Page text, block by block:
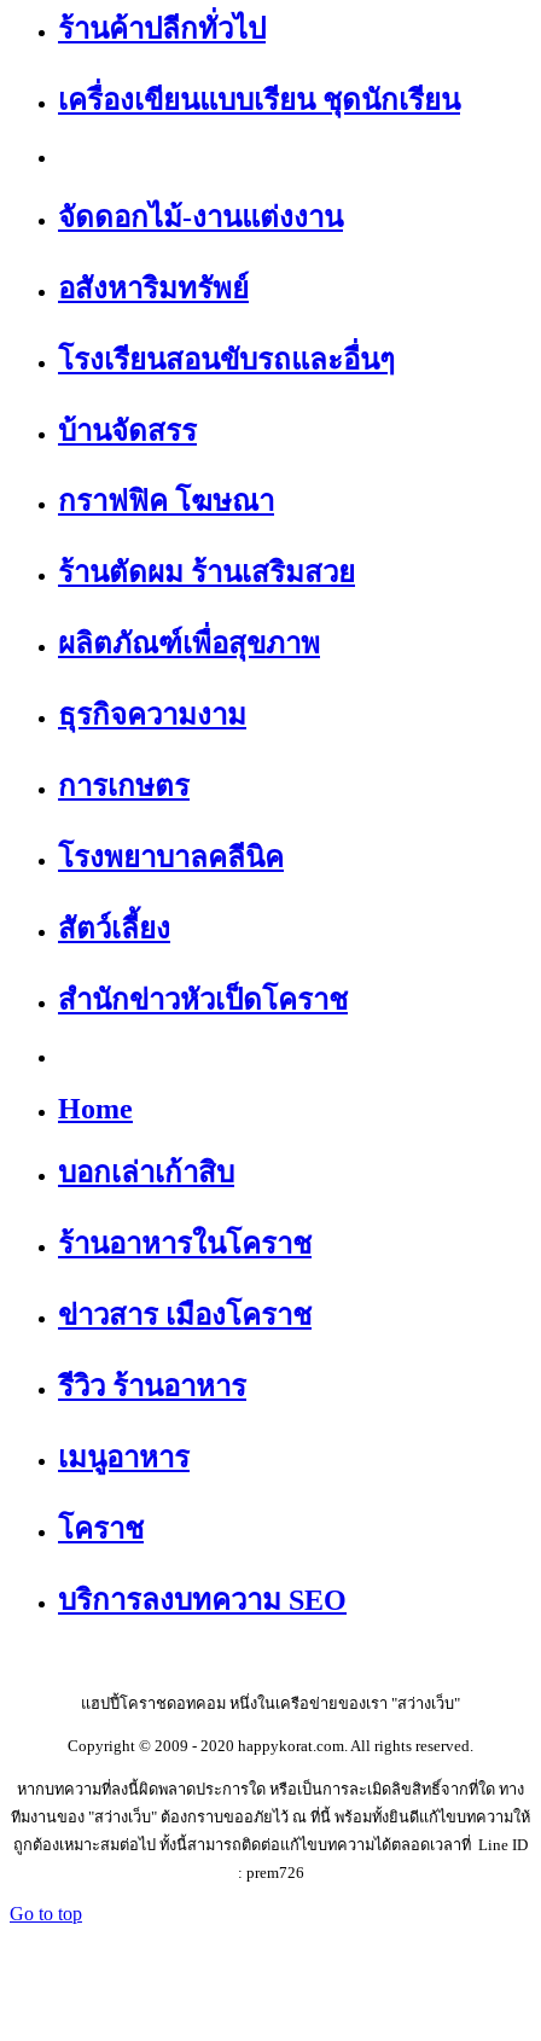
ร้านค้าปลีกทั่วไป
เครื่องเขียนแบบเรียน ชุดนักเรียน
จัดดอกไม้-งานแต่งงาน
อสังหาริมทรัพย์
โรงเรียนสอนขับรถและอื่นๆ
บ้านจัดสรร
กราฟฟิค โฆษณา
ร้านตัดผม ร้านเสริมสวย
ผลิตภัณฑ์เพื่อสุขภาพ
ธุรกิจความงาม
การเกษตร
โรงพยาบาลคลีนิค
สัตว์เลี้ยง
สำนักข่าวหัวเป็ดโคราช
Home
บอกเล่าเก้าสิบ
ร้านอาหารในโคราช
ข่าวสาร เมืองโคราช
รีวิว ร้านอาหาร
เมนูอาหาร
โคราช
บริการลงบทความ SEO
แฮปปี้โคราชดอทคอม หนึ่งในเครือข่ายของเรา "สว่างเว็บ"
Copyright © 2009 - 2020 happykorat.com. All rights reserved.
หากบทความที่ลงนี้ผิดพลาดประการใด หรือเป็นการละเมิดลิขสิทธิ์จากที่ใด ทาง
ทีมงานของ "สว่างเว็บ" ต้องกราบขออภัยไว้ ณ ที่นี้ พร้อมทั้งยินดีแก้ไขบทความให้
ถูกต้องเหมาะสมต่อไป ทั้งนี้สามารถติดต่อแก้ไขบทความได้ตลอดเวลาที่ Line ID
: prem726
Go to top